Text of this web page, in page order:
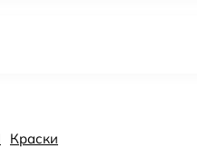
Краски